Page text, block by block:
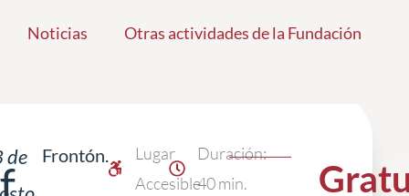
Noticias Otras actividades de la Fundación
de
Frontón.
Lugar
Accesible
Duración:
40 min.